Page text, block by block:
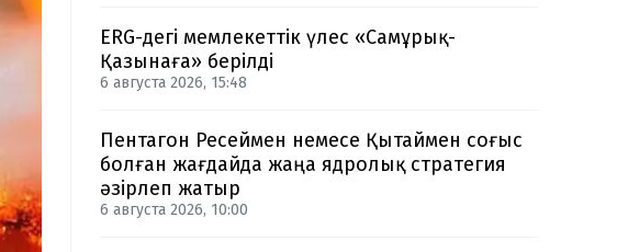
ERG-дегі мемлекеттік үлес «Самұрық-
Қазынаға» берілді
6 августа 2026, 15:48
Пентагон Ресеймен немесе Қытаймен соғыс
болған жағдайда жаңа ядролық стратегия
әзірлеп жатыр
6 августа 2026, 10:00